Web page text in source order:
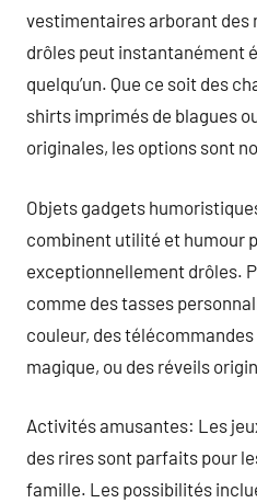
vestimentaires arborant des
drôles peut instantanément
quelqu’un. Que ce soit des
shirts imprimés de blagues
originales, les options sont
Objets gadgets
combinent utilité et humour
exceptionnellement drôles.
comme des tasses
couleur, des
magique, ou des réveils
Activités amusantes: Les
des rires sont parfaits pour
famille. Les possibilités